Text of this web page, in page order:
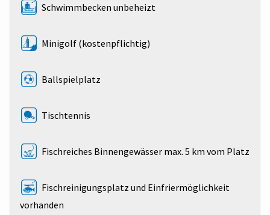
Schwimmbecken unbeheizt
Minigolf (kostenpflichtig)
Ballspielplatz
Tischtennis
Fischreiches Binnengewässer max. 5 km vom Platz
Fischreinigungsplatz und Einfriermöglichkeit
vorhanden